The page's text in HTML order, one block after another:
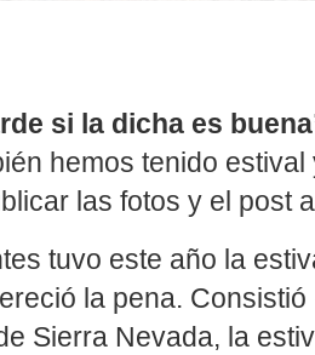
si la dicha es
hemos tenido
las fotos y el post
tuvo este año la
la pena.
Sierra Nevada, la